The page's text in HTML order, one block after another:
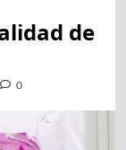
de
0